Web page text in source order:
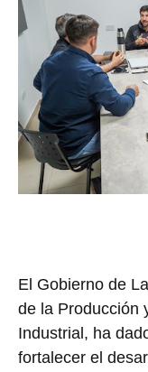
El Gobierno de
de la Producción
Industrial, ha
fortalecer el